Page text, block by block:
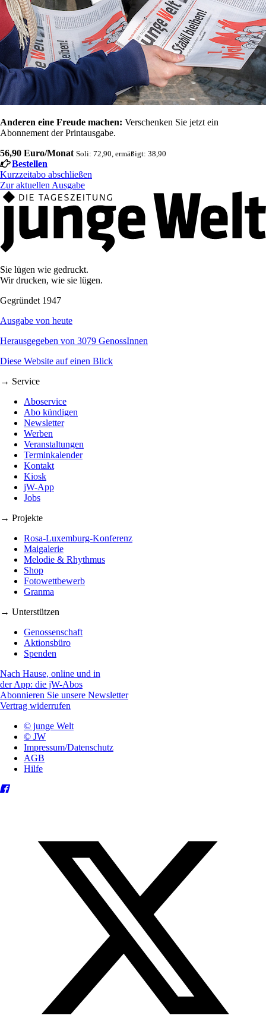
Anderen eine Freude machen: Verschenken Sie jetzt ein
Abonnement der Printausgabe.
56,90 Euro/Monat Soli: 72,90, ermäßigt: 38,90
Bestellen
Kurzzeitabo abschließen
Zur aktuellen Ausgabe
Sie lügen wie gedruckt.
Wir drucken, wie sie lügen.
Gegründet 1947
Ausgabe von heute
Herausgegeben von 3079 GenossInnen
Diese Website auf einen Blick
→ Service
Aboservice
Abo kündigen
Newsletter
Werben
Veranstaltungen
Terminkalender
Kontakt
Kiosk
jW-App
Jobs
→ Projekte
Rosa-Luxemburg-Konferenz
Maigalerie
Melodie & Rhythmus
Shop
Fotowettbewerb
Granma
→ Unterstützen
Genossenschaft
Aktionsbüro
Spenden
Nach Hause, online und in
der App: die jW-Abos
Abonnieren Sie unsere Newsletter
Vertrag widerrufen
© junge Welt
© JW
Impressum/Datenschutz
AGB
Hilfe